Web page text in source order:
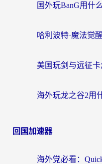
回国加速器